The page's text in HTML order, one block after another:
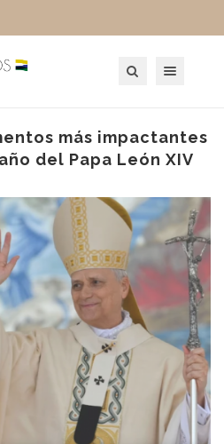
más impactantes
del Papa León XIV